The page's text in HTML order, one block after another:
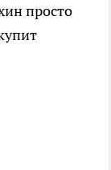
просто